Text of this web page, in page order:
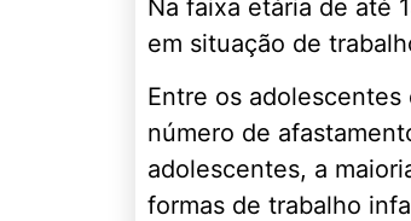
Na faixa etária de até
em situação de
Entre os adolescentes
número de
adolescentes, a
formas de trabalho